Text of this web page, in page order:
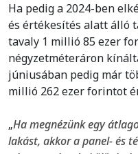
Ha pedig a 2024-ben
és értékesítés alatt álló
tavaly 1 millió 85 ezer
négyzetméteráron
júniusában pedig már
millió 262 ezer forintot
„Ha megnézünk egy
lakást, akkor a panel- és